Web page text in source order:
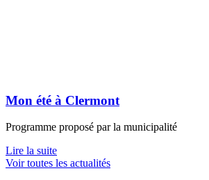
Mon été à Clermont
Programme proposé par la municipalité
Lire la suite
Voir toutes les actualités